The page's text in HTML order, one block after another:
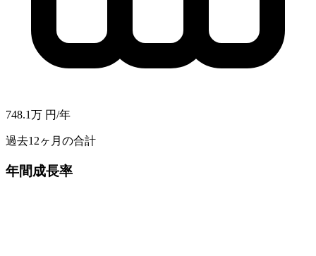
748.1万 円/年
過去12ヶ月の合計
年間成長率